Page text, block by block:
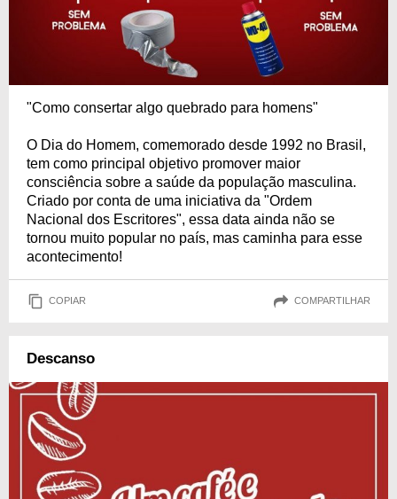
"Como consertar algo quebrado para homens"
O Dia do Homem, comemorado desde 1992 no Brasil,
tem como principal objetivo promover maior
consciência sobre a saúde da população masculina.
Criado por conta de uma iniciativa da "Ordem
Nacional dos Escritores", essa data ainda não se
tornou muito popular no país, mas caminha para esse
acontecimento!
COPIAR COMPARTILHAR
Descanso